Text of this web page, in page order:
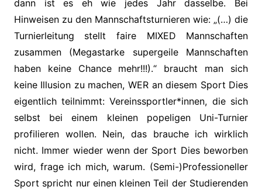
dann ist es eh wie jedes Jahr dasselbe. Bei
Hinweisen zu den Mannschaftsturnieren wie: „(…) die
Turnierleitung stellt faire MIXED Mannschaften
zusammen (Megastarke supergeile Mannschaften
haben keine Chance mehr!!!).“ braucht man sich
keine Illusion zu machen, WER an diesem Sport Dies
eigentlich teilnimmt: Vereinssportler*innen, die sich
selbst bei einem kleinen popeligen Uni-Turnier
profilieren wollen. Nein, das brauche ich wirklich
nicht. Immer wieder wenn der Sport Dies beworben
wird, frage ich mich, warum. (Semi-)Professioneller
Sport spricht nur einen kleinen Teil der Studierenden